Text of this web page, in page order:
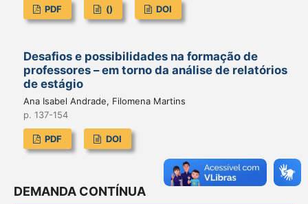
PDF () DOI
Desafios e possibilidades na formação de
professores – em torno da análise de relatórios
de estágio
Ana Isabel Andrade, Filomena Martins
p. 137-154
PDF DOI
DEMANDA CONTÍNUA